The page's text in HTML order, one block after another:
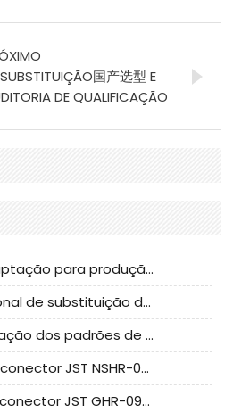
国产选型 E
DE QUALIFICAÇÃO
Guia de avaliação e adaptação para produção em massa de componentes de cabos nacionais CNC Tech
Análise da solução nacional de substituição da linha de alta frequência I-PEX
CLIFF referente à atualização dos padrões de teste de conectores nacionais
Conector JST - Fornece conector JST NSHR-02V-S original | substituto
Conector JST - fornece conector JST GHR-09V-S autêntico | substituto